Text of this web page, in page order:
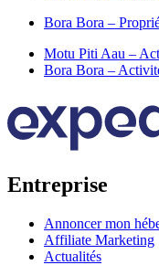
Bora Bora –
Motu Piti Aau –
Bora Bora –
Entreprise
Annoncer mon
Affiliate Marketing
Actualités